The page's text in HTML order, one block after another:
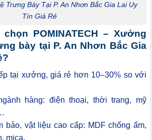
Trưng Bày Tại P. An Nhơn Bắc Gia Lai Uy
Tín Giá Rẻ
POMINATECH – Xưởng
bày tại P. An Nhơn Bắc Gia
tại xưởng, giá rẻ hơn 10–30% so với
hàng: điện thoại, thời trang, mỹ
bảo, vật liệu cao cấp: MDF chống ẩm,
mica.